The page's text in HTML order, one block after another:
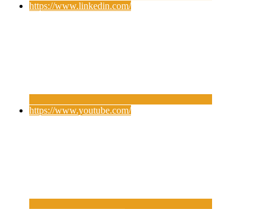
https://www.linkedin.com/
https://www.youtube.com/